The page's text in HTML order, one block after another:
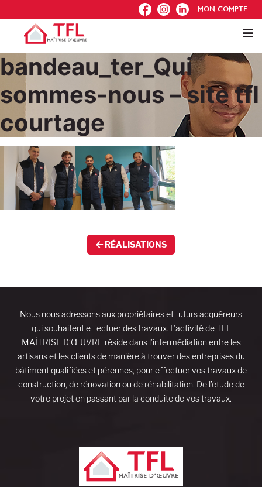
FB IG IN MON COMPTE
bandeau_ter_Qui
sommes-nous – site tfl
courtage
RÉALISATIONS
Nous nous adressons aux propriétaires et futurs acquéreurs
qui souhaitent effectuer des travaux. L’activité de TFL
MAÎTRISE D’ŒUVRE réside dans l’intermédiation entre les
artisans et les clients de manière à trouver des entreprises du
bâtiment qualifiées et pérennes, pour effectuer vos travaux de
construction, de rénovation ou de réhabilitation. De l’étude de
votre projet en passant par la conduite de vos travaux.